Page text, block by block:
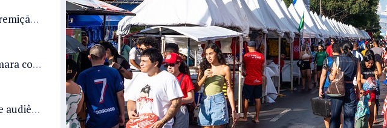
PL 82/26 proíbe remição de pena por trabalho em funções militares para condenados por crimes contra o Estado Democrático de Direito
Comissão da Câmara convoca audiência para discutir misoginia nas escolas e universidades após divulgação de listas misóginas
Câmara promove audiência sobre Marco de Fomento à Economia Digital e impactos da inteligência artificial